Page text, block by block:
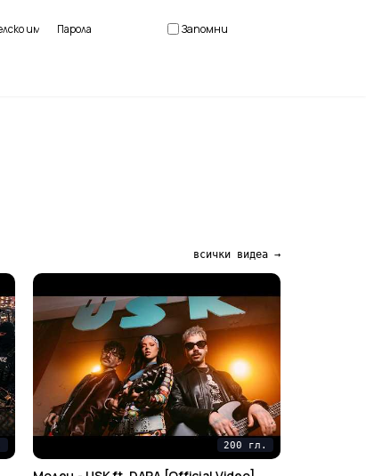
Запомни
всички видеа →
200 гл.